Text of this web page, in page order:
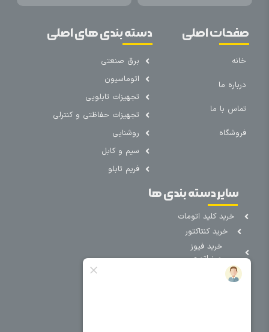
صفحات اصلی
خانه
درباره ما
تماس با ما
فروشگاه
دسته بندی های اصلی
برق صنعتی
اتوماسیون
تجهیزات تابلویی
تجهیزات حفاظتی و کنترلی
روشنایی
سیم و کابل
فریم تابلو
سایر دسته بندی ها
خرید کلید اتومات
خرید کنتاکتور
خرید فیوز
مینیاتوری
خرید میکرو